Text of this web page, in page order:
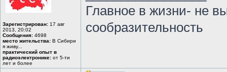
Зарегистрирован: 17 авг
2013, 20:02
Сообщения: 4698
место жительства: В Сибири
я живу...
практический опыт в
радиоэлектронике: от 5-ти
лет и более
Главное в жизни- не
сообразительность